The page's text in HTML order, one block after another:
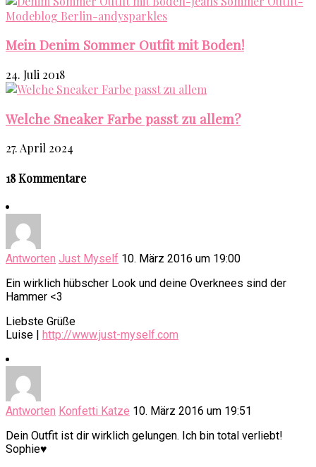
Mein Denim Sommer Outfit mit Boden!
24. Juli 2018
Welche Sneaker Farbe passt zu allem?
27. April 2024
18 Kommentare
Antworten Just Myself 10. März 2016 um 19:00
Ein wirklich hübscher Look und deine Overknees sind der
Hammer <3
Liebste Grüße
Luise | http://www.just-myself.com
Antworten Konfetti Katze 10. März 2016 um 19:51
Dein Outfit ist dir wirklich gelungen. Ich bin total verliebt!
Sophie♥